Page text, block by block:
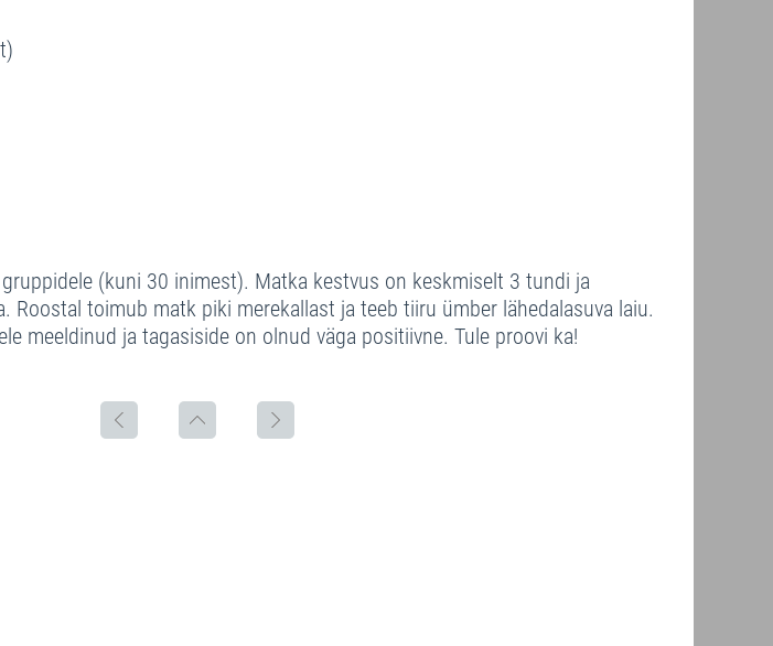
(kuni 30 inimest). Matka kestvus on keskmiselt 3 tundi ja
Roostal toimub matk piki merekallast ja teeb tiiru ümber lähedalasuva laiu.
meeldinud ja tagasiside on olnud väga positiivne. Tule proovi ka!